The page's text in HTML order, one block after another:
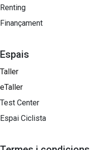
Renting
Finançament
Espais
Taller
eTaller
Test Center
Espai Ciclista